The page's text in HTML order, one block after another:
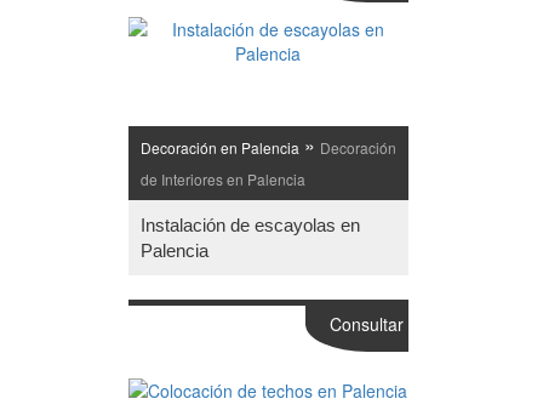
Decoración en Palencia » Decoración
de Interiores en Palencia
Instalación de escayolas en
Palencia
Consultar